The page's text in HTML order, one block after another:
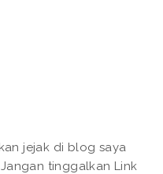
jejak di blog saya
tinggalkan Link